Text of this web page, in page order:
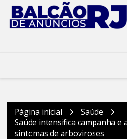
Página inicial
Saúde
Saúde intensifica campanha e
sintomas de arboviroses